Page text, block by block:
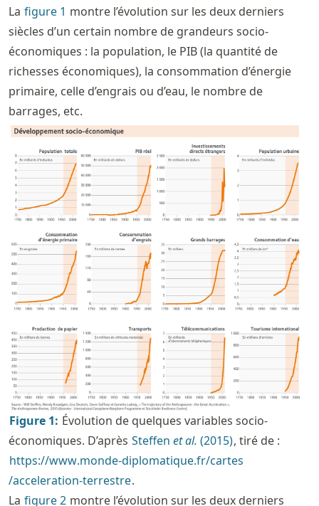
La figure 1 montre l’évolution sur les deux derniers
siècles d’un certain nombre de grandeurs socio-
économiques : la population, le PIB (la quantité de
richesses économiques), la consommation d’énergie
primaire, celle d’engrais ou d’eau, le nombre de
barrages, etc.
Figure 1: Évolution de quelques variables socio-
économiques. D’après Steffen et al. (2015), tiré de :
https://www.monde-diplomatique.fr/cartes
/acceleration-terrestre.
La figure2 montre l’évolution sur les deux derniers